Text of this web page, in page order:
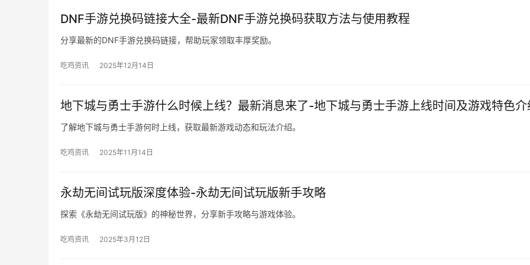
DNF手游兑换码链接大全-最新DNF手游兑换码获取方法与使用教程
分享最新的DNF手游兑换码链接，帮助玩家领取丰厚奖励。
吃鸡资讯 2025年12月14日
地下城与勇士手游什么时候上线？最新消息来了-地下城与勇士手游上线时间及游戏特色介
了解地下城与勇士手游何时上线，获取最新游戏动态和玩法介绍。
吃鸡资讯 2025年11月14日
永劫无间试玩版深度体验-永劫无间试玩版新手攻略
探索《永劫无间试玩版》的神秘世界，分享新手攻略与游戏体验。
吃鸡资讯 2025年3月12日